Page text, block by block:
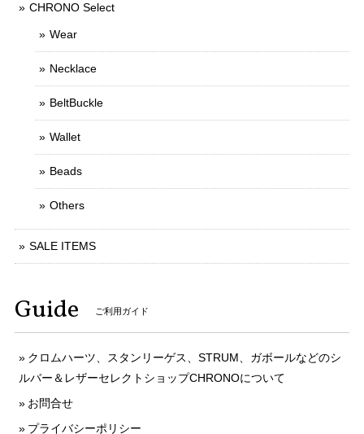
CHRONO Select
Wear
Necklace
BeltBuckle
Wallet
Beads
Others
SALE ITEMS
Guide ご利用ガイド
クロムハーツ、スタンリーゲス、STRUM、ガボールなどのシ
ルバー＆レザーセレクトショップCHRONOについて
お問合せ
プライバシーポリシー